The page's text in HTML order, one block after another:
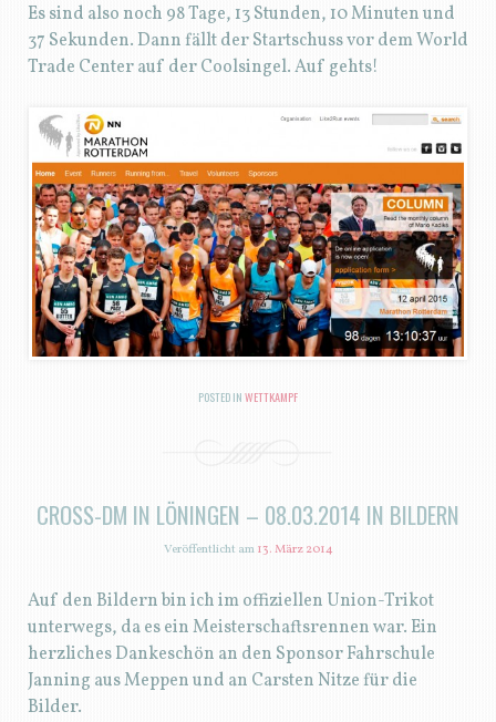
Es sind also noch 98 Tage, 13 Stunden, 10 Minuten und
37 Sekunden. Dann fällt der Startschuss vor dem World
Trade Center auf der Coolsingel. Auf gehts!
POSTED IN WETTKAMPF
CROSS-DM IN LÖNINGEN – 08.03.2014 IN BILDERN
Veröffentlicht am13. März 2014
Auf den Bildern bin ich im offiziellen Union-Trikot
unterwegs, da es ein Meisterschaftsrennen war. Ein
herzliches Dankeschön an den Sponsor Fahrschule
Janning aus Meppen und an Carsten Nitze für die
Bilder.